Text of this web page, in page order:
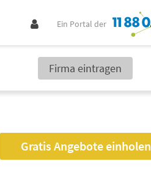
Ein Portal der
Firma eintragen
Gratis Angebote einholen